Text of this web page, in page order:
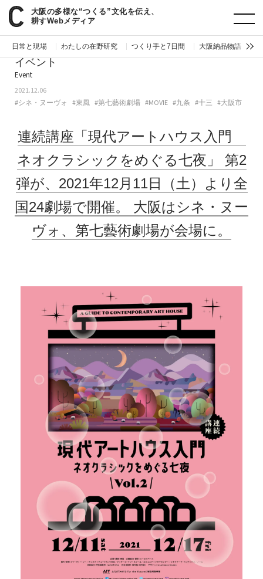
大阪の多様な“つくる”文化を伝え、
耕すWebメディア
日常と現場 わたしの在野研究 つくり手と7日間 大阪納品物語
paperC 今週のイベント
イベント
Event
2021.12.06
#シネ・ヌーヴォ
#東風 #第七藝術劇場 #MOVIE #九条 #十三 #大阪市
連続講座「現代アートハウス入門
ネオクラシックをめぐる七夜」
第2
弾が、2021年12月11日（土）より全
国24劇場で開催。
大阪はシネ・ヌー
ヴォ、第七藝術劇場が会場に。